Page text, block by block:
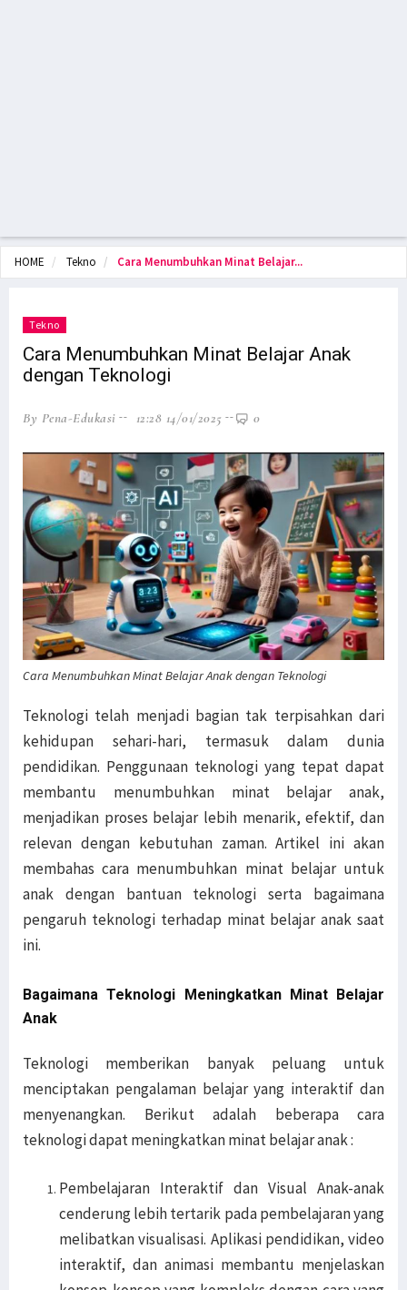
HOME Tekno Cara Menumbuhkan Minat Belajar...
Tekno
Cara Menumbuhkan Minat Belajar Anak
dengan Teknologi
By Pena-Edukasi 12:28 14/01/2025 0
Cara Menumbuhkan Minat Belajar Anak dengan Teknologi
Teknologi telah menjadi bagian tak terpisahkan dari
kehidupan sehari-hari, termasuk dalam dunia
pendidikan. Penggunaan teknologi yang tepat dapat
membantu menumbuhkan minat belajar anak,
menjadikan proses belajar lebih menarik, efektif, dan
relevan dengan kebutuhan zaman. Artikel ini akan
membahas cara menumbuhkan minat belajar untuk
anak dengan bantuan teknologi serta bagaimana
pengaruh teknologi terhadap minat belajar anak saat
ini.
Bagaimana Teknologi Meningkatkan Minat Belajar
Anak
Teknologi memberikan banyak peluang untuk
menciptakan pengalaman belajar yang interaktif dan
menyenangkan. Berikut adalah beberapa cara
teknologi dapat meningkatkan minat belajar anak :
Pembelajaran Interaktif dan Visual Anak-anak
cenderung lebih tertarik pada pembelajaran yang
melibatkan visualisasi. Aplikasi pendidikan, video
interaktif, dan animasi membantu menjelaskan